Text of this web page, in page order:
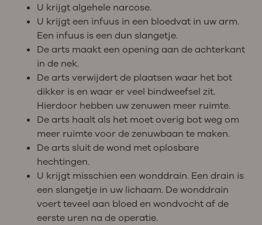
U krijgt algehele narcose.
U krijgt een infuus in een bloedvat in uw arm.
Een infuus is een dun slangetje.
De arts maakt een opening aan de achterkant
in de nek.
De arts verwijdert de plaatsen waar het bot
dikker is en waar er veel bindweefsel zit.
Hierdoor hebben uw zenuwen meer ruimte.
De arts haalt als het moet overig bot weg om
meer ruimte voor de zenuwbaan te maken.
De arts sluit de wond met oplosbare
hechtingen.
U krijgt misschien een wonddrain. Een drain is
een slangetje in uw lichaam. De wonddrain
voert teveel aan bloed en wondvocht af de
eerste uren na de operatie.